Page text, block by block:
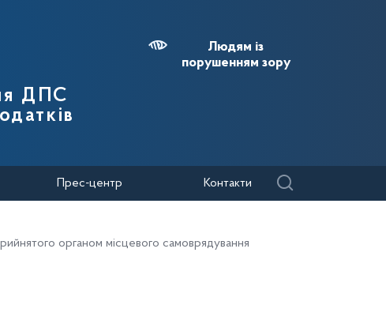
ДПС
Людям із
порушенням зору
Прес-центр Контакти
органом місцевого самоврядування